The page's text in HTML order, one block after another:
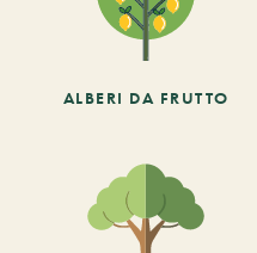
ALBERI DA FRUTTO